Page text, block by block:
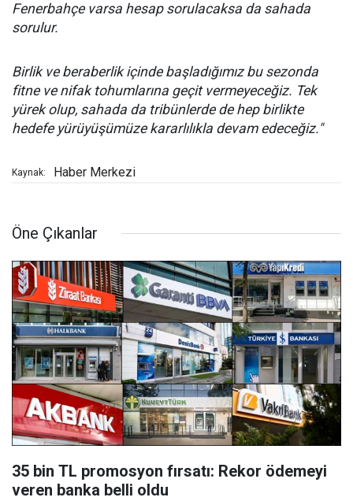
Fenerbahçe varsa hesap sorulacaksa da sahada
sorulur.
Birlik ve beraberlik içinde başladığımız bu sezonda
fitne ve nifak tohumlarına geçit vermeyeceğiz. Tek
yürek olup, sahada da tribünlerde de hep birlikte
hedefe yürüyüşümüze kararlılıkla devam edeceğiz."
Kaynak: Haber Merkezi
Öne Çıkanlar
35 bin TL promosyon fırsatı: Rekor ödemeyi
veren banka belli oldu